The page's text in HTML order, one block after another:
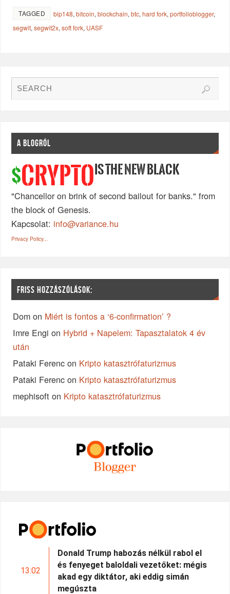
TAGGED bip148,bitcoin,blockchain,btc,hard fork,portfolioblogger,
segwit,segwit2x,soft fork, UASF
A BLOGRÓL
$CRYPTO IS THE NEW BLACK
"Chancellor on brink of second bailout for banks." from
the block of Genesis.
Kapcsolat: info@variance.hu
Privacy Policy...
FRISS HOZZÁSZÓLÁSOK:
Dom on Miért is fontos a ‘6-confirmation’ ?
Imre Engi on Hybrid + Napelem: Tapasztalatok 4 év
után
Pataki Ferenc on Kripto katasztrófaturizmus
Pataki Ferenc on Kripto katasztrófaturizmus
mephisoft on Kripto katasztrófaturizmus
13:02
Donald Trump habozás nélkül rabol el
és fenyeget baloldali vezetőket: mégis
akad egy diktátor, aki eddig simán
megúszta